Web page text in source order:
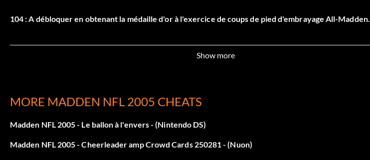
104 : A débloquer en obtenant la médaille d'or à l'exercice de coups de pied d'embrayage All-Madden.
147 : A débloquer en obtenant l'or à l'exercice All-Madden Pocket Presence.
These Cards, when used, raise your team's awareness for a specified amount of time.
Cartes de triche 188-219
Show more
MORE MADDEN NFL 2005 CHEATS
Madden NFL 2005 - Le ballon à l'envers - (Nintendo DS)
Madden NFL 2005 - Cheerleader amp Crowd Cards 250281 - (Nuon)